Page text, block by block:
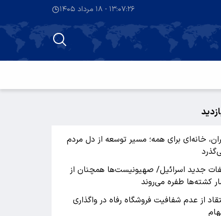
۱۳:۰۷:۲۷ - ۱۸ مرداد ۱۴۰۵
خانه‌ای برای همه؛ مسیر توسعه از دل مردم
جدید اسرائیل/ صهیونیست‌ها همچنان از
کشته‌ها طفره می‌روند
از عدم شفافیت فروشگاه رفاه در واگذاری